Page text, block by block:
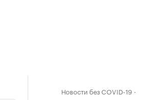
Новости без COVID-19